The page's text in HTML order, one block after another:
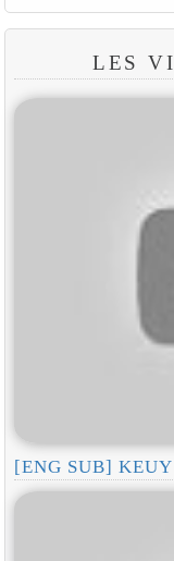
LES
[ENG SUB]